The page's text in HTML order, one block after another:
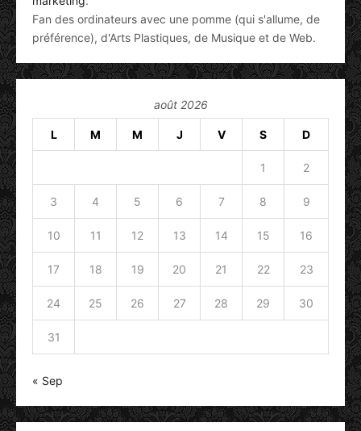
Fan des ordinateurs avec une pomme (qui s'allume, de
préférence), d'Arts Plastiques, de Musique et de Web.
août 2026
L M M J V S D
1 2
3 4 5 6 7 8 9
10 11 12 13 14 15 16
17 18 19 20 21 22 23
24 25 26 27 28 29 30
31
« Sep